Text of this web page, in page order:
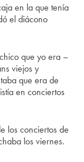
en la que tenía
el diácono
que yo era –
viejos y
que era de
en conciertos
los conciertos de
los viernes.